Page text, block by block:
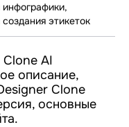
инфографики,
этикеток
AI
описание,
Clone
основные